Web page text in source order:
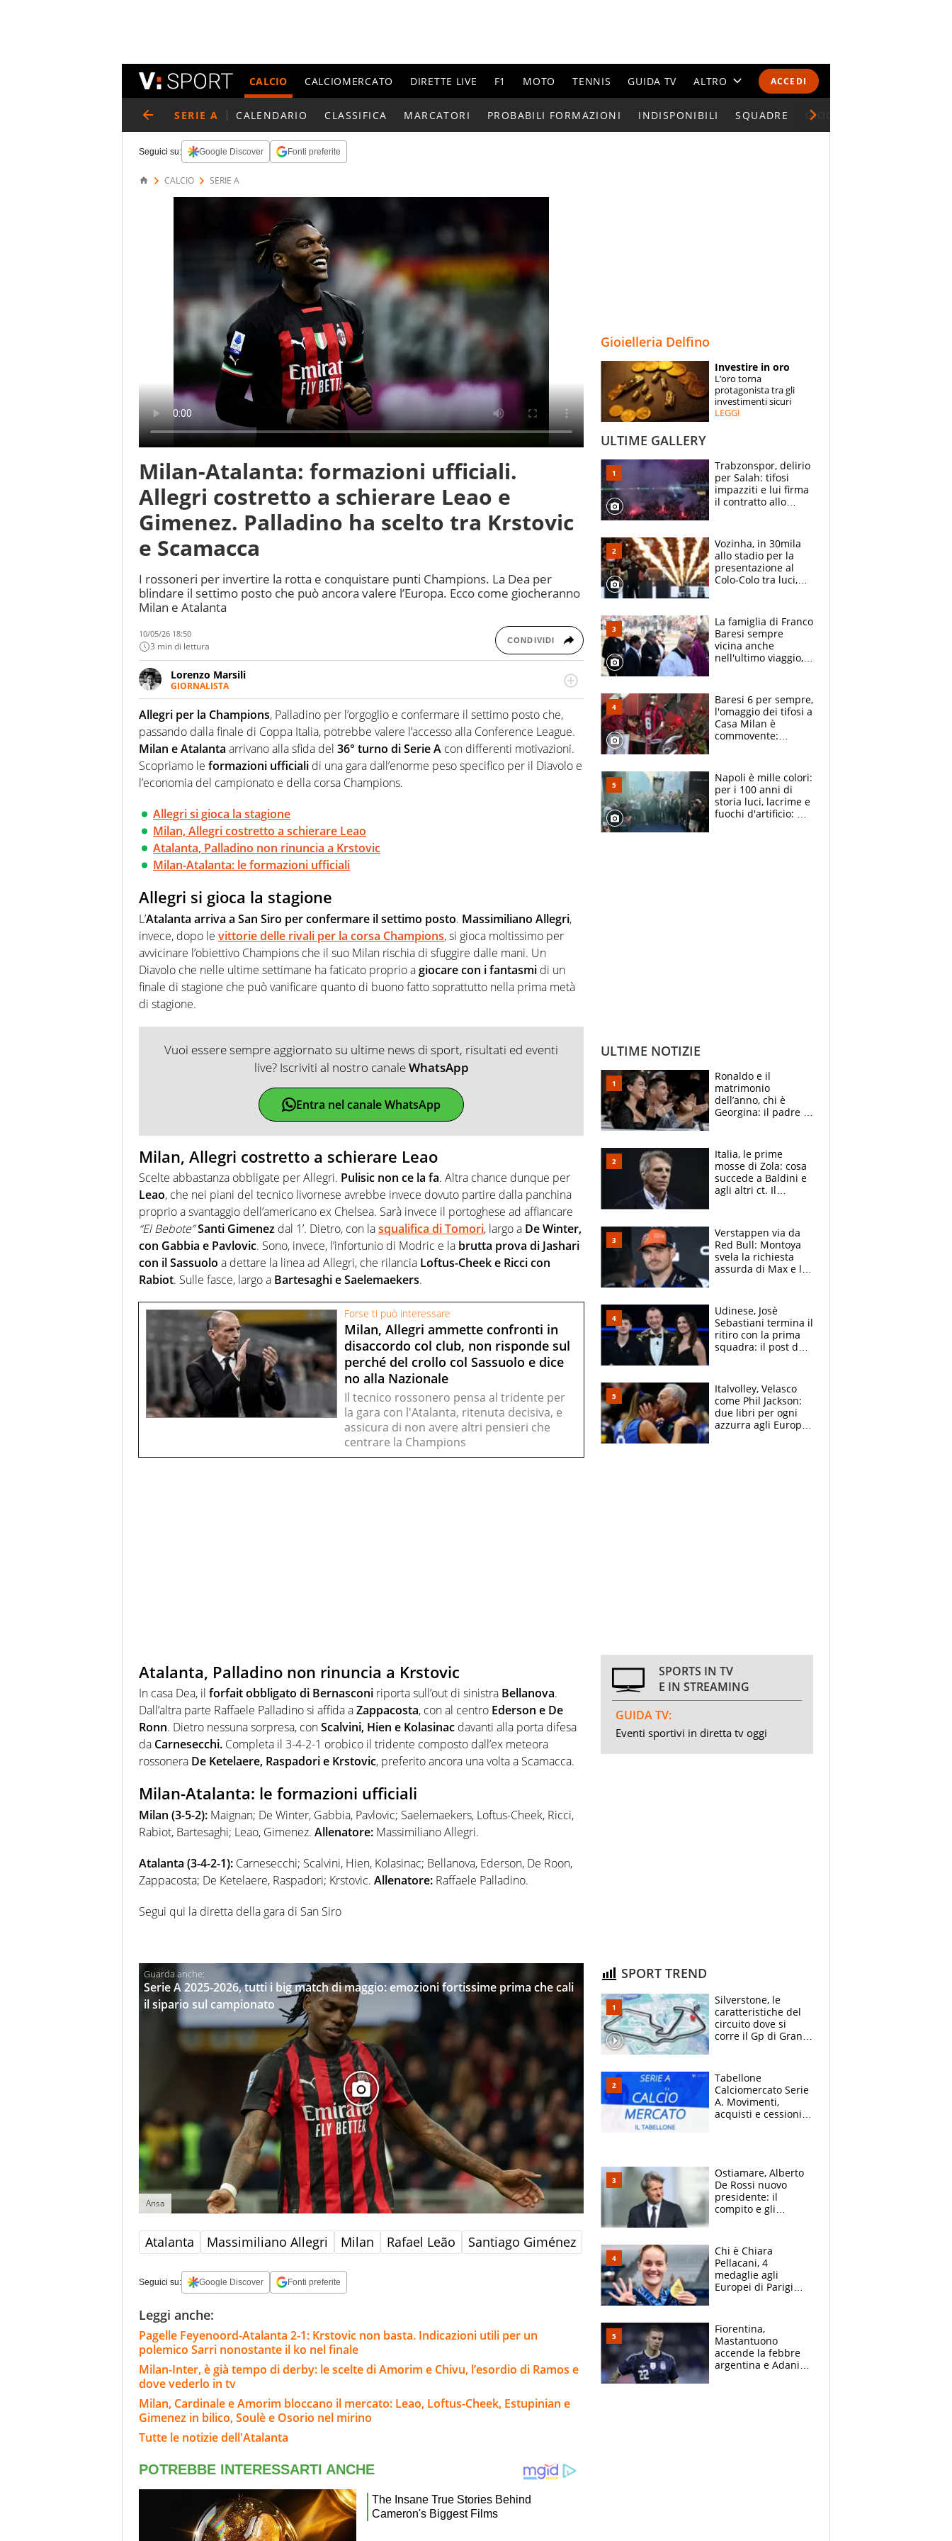
ACCEDI
CALCIO CALCIOMERCATO DIRETTE LIVE F1 MOTO TENNIS GUIDA TV ALTRO
CALENDARI E CLASSIFICHE
ESPERTI
CONTATTI
SERIE A CALENDARIO CLASSIFICA MARCATORI PROBABILI FORMAZIONI INDISPONIBILI SQUADRE GIOCATORI SERIE A
Seguici su: Google Discover Fonti preferite
CALCIO SERIE A
Milan-Atalanta: formazioni ufficiali.
Allegri costretto a schierare Leao e
Gimenez. Palladino ha scelto tra Krstovic
e Scamacca
I rossoneri per invertire la rotta e conquistare punti Champions. La Dea per
blindare il settimo posto che può ancora valere l’Europa. Ecco come giocheranno
Milan e Atalanta
10/05/26 18:50
3 min di lettura CONDIVIDI
Lorenzo Marsili
GIORNALISTA
Giornalista pubblicista, redattore, divulgatore. E' una delle anime video del sito:
racconta in immagini un evento e lo fa come pochi altri
Allegri per la Champions, Palladino per l’orgoglio e confermare il settimo posto che,
passando dalla finale di Coppa Italia, potrebbe valere l’accesso alla Conference League.
Milan e Atalanta arrivano alla sfida del 36° turno di Serie A con differenti motivazioni.
Scopriamo le formazioni ufficiali di una gara dall’enorme peso specifico per il Diavolo e
l’economia del campionato e della corsa Champions.
Allegri si gioca la stagione
Milan, Allegri costretto a schierare Leao
Atalanta, Palladino non rinuncia a Krstovic
Milan-Atalanta: le formazioni ufficiali
Allegri si gioca la stagione
L’Atalanta arriva a San Siro per confermare il settimo posto. Massimiliano Allegri,
invece, dopo le vittorie delle rivali per la corsa Champions, si gioca moltissimo per
avvicinare l’obiettivo Champions che il suo Milan rischia di sfuggire dalle mani. Un
Diavolo che nelle ultime settimane ha faticato proprio agiocare con i fantasmi di un
finale di stagione che può vanificare quanto di buono fatto soprattutto nella prima metà
di stagione.
Vuoi essere sempre aggiornato su ultime news di sport, risultati ed eventi
live? Iscriviti al nostro canaleWhatsApp
Entra nel canale WhatsApp
Milan, Allegri costretto a schierare Leao
Scelte abbastanza obbligate per Allegri. Pulisic non ce la fa. Altra chance dunque per
Leao, che nei piani del tecnico livornese avrebbe invece dovuto partire dalla panchina
proprio a svantaggio dell’americano ex Chelsea. Sarà invece il portoghese ad affiancare
“El Bebote”Santi Gimenez dal 1’. Dietro, con lasqualifica di Tomori, largo a De Winter,
con Gabbia e Pavlovic. Sono, invece, l’infortunio di Modric e la brutta prova di Jashari
con il Sassuolo a dettare la linea ad Allegri, che rilancia Loftus-Cheek e Ricci con
Rabiot. Sulle fasce, largo a Bartesaghi e Saelemaekers.
Forse ti può interessare
Milan, Allegri ammette confronti in
disaccordo col club, non risponde sul
perché del crollo col Sassuolo e dice
no alla Nazionale
Il tecnico rossonero pensa al tridente per
la gara con l'Atalanta, ritenuta decisiva, e
assicura di non avere altri pensieri che
centrare la Champions
Atalanta, Palladino non rinuncia a Krstovic
In casa Dea, il forfait obbligato di Bernasconi riporta sull’out di sinistra Bellanova.
Dall’altra parte Raffaele Palladino si affida aZappacosta, con al centro Ederson e De
Ronn. Dietro nessuna sorpresa, conScalvini, Hien e Kolasinac davanti alla porta difesa
da Carnesecchi. Completa il 3-4-2-1 orobico il tridente composto dall’ex meteora
rossonera De Ketelaere, Raspadori e Krstovic, preferito ancora una volta a Scamacca.
Milan-Atalanta: le formazioni ufficiali
Milan (3-5-2): Maignan; De Winter, Gabbia, Pavlovic; Saelemaekers, Loftus-Cheek, Ricci,
Rabiot, Bartesaghi; Leao, Gimenez. Allenatore: Massimiliano Allegri.
Atalanta (3-4-2-1): Carnesecchi; Scalvini, Hien, Kolasinac; Bellanova, Ederson, De Roon,
Zappacosta; De Ketelaere, Raspadori; Krstovic. Allenatore: Raffaele Palladino.
Segui qui la diretta della gara di San Siro
Serie A 2025-2026, tutti i big match di maggio: emozioni fortissime prima che cali
il sipario sul campionato
Ansa
Atalanta Massimiliano Allegri Milan Rafael Leão Santiago Giménez
Seguici su: Google Discover Fonti preferite
Leggi anche:
Pagelle Feyenoord-Atalanta 2-1: Krstovic non basta. Indicazioni utili per un
polemico Sarri nonostante il ko nel finale
Milan-Inter, è già tempo di derby: le scelte di Amorim e Chivu, l’esordio di Ramos e
dove vederlo in tv
Milan, Cardinale e Amorim bloccano il mercato: Leao, Loftus-Cheek, Estupinian e
Gimenez in bilico, Soulè e Osorio nel mirino
Tutte le notizie dell'Atalanta
Gioielleria Delfino
Investire in oro
L’oro torna
protagonista tra gli
investimenti sicuri
LEGGI
ULTIME GALLERY
Trabzonspor, delirio
per Salah: tifosi
impazziti e lui firma
il contratto allo
Vozinha, in 30mila
allo stadio per la
presentazione al
Colo-Colo tra luci,
La famiglia di Franco
Baresi sempre
vicina anche
nell'ultimo viaggio,
circondati
dall'affetto dei tifosi
Baresi 6 per sempre,
l'omaggio dei tifosi a
Casa Milan è
commovente:
bigliettini
Napoli è mille colori:
per i 100 anni di
storia luci, lacrime e
fuochi d'artificio: De
ULTIME NOTIZIE
Ronaldo e il
matrimonio
dell’anno, chi è
Georgina: il padre in
social
Italia, le prime
mosse di Zola: cosa
succede a Baldini e
agli altri ct. Il
azzurri
Verstappen via da
Red Bull: Montoya
svela la richiesta
assurda di Max e lo
McLaren siano
meglio?”
Udinese, Josè
Sebastiani termina il
ritiro con la prima
squadra: il post del
sfondo
Italvolley, Velasco
come Phil Jackson:
due libri per ogni
azzurra agli Europei.
SPORTS IN TV
E IN STREAMING
GUIDA TV:
Eventi sportivi in diretta tv oggi
SPORT TREND
Silverstone, le
caratteristiche del
circuito dove si
corre il Gp di Gran
Tabellone
Calciomercato Serie
A. Movimenti,
acquisti e cessioni:
Ostiamare, Alberto
De Rossi nuovo
presidente: il
compito e gli
Chi è Chiara
Pellacani, 4
medaglie agli
Europei di Parigi
giornalista, mamma
insegnante e il
fratello calciatore
Fiorentina,
Mastantuono
accende la febbre
argentina e Adani